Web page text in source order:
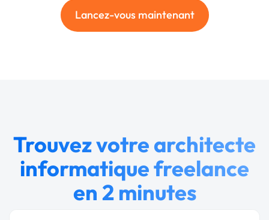
Lancez-vous maintenant
Trouvez votre architecte
informatique freelance
en 2 minutes